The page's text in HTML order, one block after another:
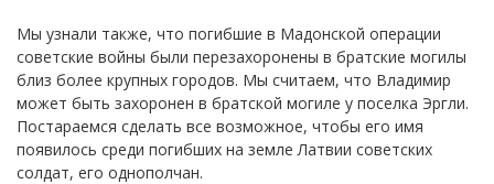
Мы узнали также, что погибшие в Мадонской операции
советские войны были перезахоронены в братские могилы
близ более крупных городов. Мы считаем, что Владимир
может быть захоронен в братской могиле у поселка Эргли.
Постараемся сделать все возможное, чтобы его имя
появилось среди погибших на земле Латвии советских
солдат, его однополчан.